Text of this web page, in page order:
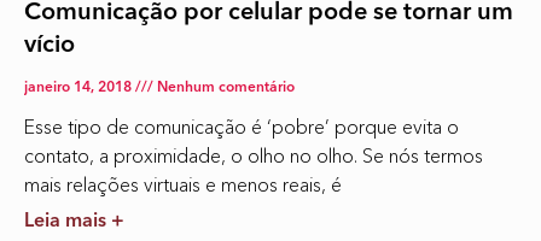
Comunicação por celular pode se tornar um
vício
janeiro 14, 2018 Nenhum comentário
Esse tipo de comunicação é ‘pobre’ porque evita o
contato, a proximidade, o olho no olho. Se nós termos
mais relações virtuais e menos reais, é
Leia mais +